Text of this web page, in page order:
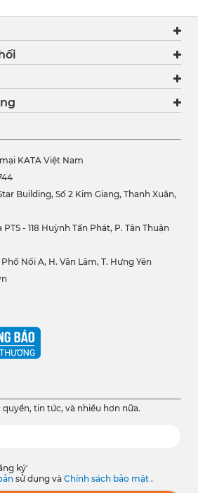
KATA Việt Nam
Building, Số 2 Kim Giang, Thanh Xuân,
PTS - 118 Huỳnh Tấn Phát, P. Tân Thuận
Nối A, H. Văn Lâm, T. Hưng Yên
tin tức, và nhiều hơn nữa.
ký'
sử dụng và Chính sách bảo mật .